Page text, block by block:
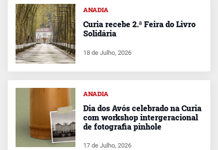
ANADIA
Curia recebe 2.ª Feira do Livro
Solidária
18 de Julho, 2026
ANADIA
Dia dos Avós celebrado na Curia
com workshop intergeracional
de fotografia pinhole
17 de Julho, 2026